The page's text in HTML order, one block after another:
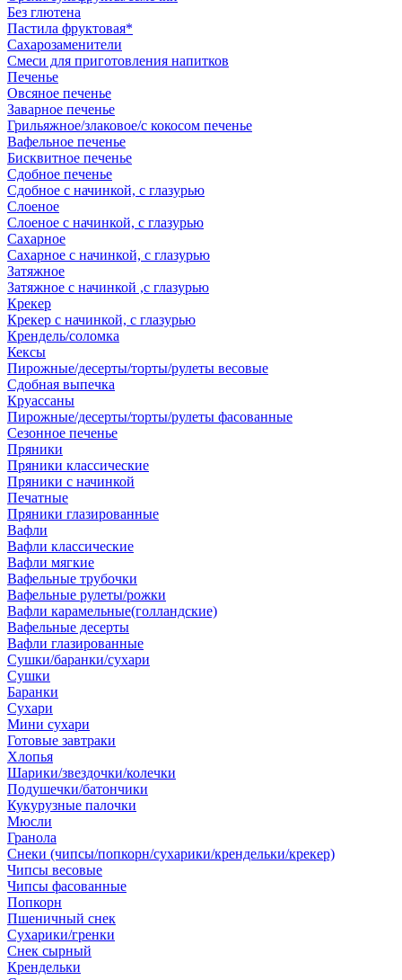
Без глютена
Пастила фруктовая*
Сахарозаменители
Смеси для приготовления напитков
Печенье
Овсяное печенье
Заварное печенье
Грильяжное/злаковое/с кокосом печенье
Вафельное печенье
Бисквитное печенье
Сдобное печенье
Сдобное с начинкой, с глазурью
Слоеное
Слоеное с начинкой, с глазурью
Сахарное
Сахарное с начинкой, с глазурью
Затяжное
Затяжное с начинкой ,с глазурью
Крекер
Крекер с начинкой, с глазурью
Крендель/соломка
Кексы
Пирожные/десерты/торты/рулеты весовые
Сдобная выпечка
Круассаны
Пирожные/десерты/торты/рулеты фасованные
Сезонное печенье
Пряники
Пряники классические
Пряники с начинкой
Печатные
Пряники глазированные
Вафли
Вафли классические
Вафли мягкие
Вафельные трубочки
Вафельные рулеты/рожки
Вафли карамельные(голландские)
Вафельные десерты
Вафли глазированные
Сушки/баранки/сухари
Сушки
Баранки
Сухари
Мини сухари
Готовые завтраки
Хлопья
Шарики/звездочки/колечки
Подушечки/батончики
Кукурузные палочки
Мюсли
Гранола
Снеки (чипсы/попкорн/сухарики/крендельки/крекер)
Чипсы весовые
Чипсы фасованные
Попкорн
Пшеничный снек
Сухарики/гренки
Снек сырный
Крендельки